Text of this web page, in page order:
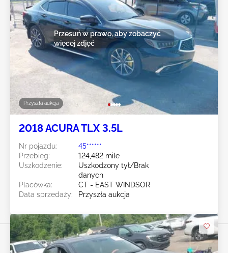
Przyszła aukcja
Przesuń w prawo, aby zobaczyć
więcej zdjęć
2018 ACURA TLX 3.5L
Nr pojazdu:
45******
Przebieg:
124,482 mile
Uszkodzenie:
Uszkodzony tył/Brak
danych
Placówka:
CT - EAST WINDSOR
Data sprzedaży:
Przyszła aukcja